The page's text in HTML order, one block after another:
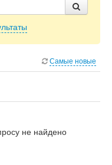
Самые новые
не найдено